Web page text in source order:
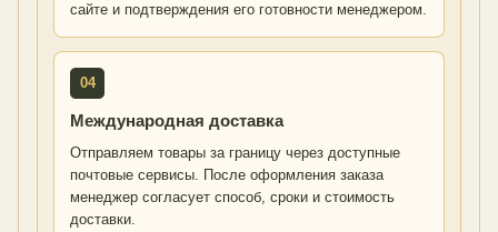
сайте и подтверждения его готовности менеджером.
04
Международная доставка
Отправляем товары за границу через доступные
почтовые сервисы. После оформления заказа
менеджер согласует способ, сроки и стоимость
доставки.